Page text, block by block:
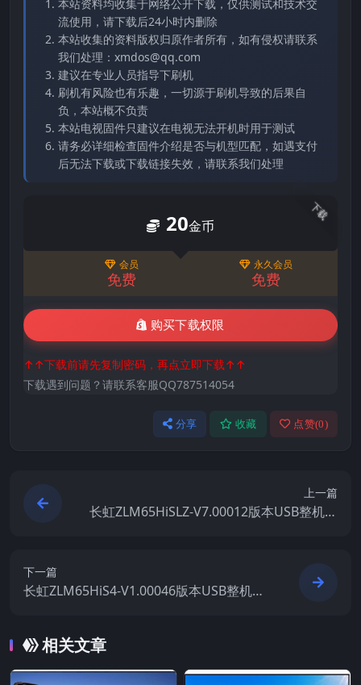
本站资料均收集于网络公开下载，仅供测试和技术交
流使用，请下载后24小时内删除
本站收集的资料版权归原作者所有，如有侵权请联系
我们处理：xmdos@qq.com
建议在专业人员指导下刷机
刷机有风险也有乐趣，一切源于刷机导致的后果自
负，本站概不负责
本站电视固件只建议在电视无法开机时用于测试
请务必详细检查固件介绍是否与机型匹配，如遇支付
后无法下载或下载链接失效，请联系我们处理
下载
20金币
会员
免费
永久会员
免费
购买下载权限
↑↑下载前请先复制密码，再点立即下载↑↑
下载遇到问题？请联系客服QQ787514054
分享 收藏 点赞(0)
上一篇
长虹ZLM65HiSLZ-V7.00012版本USB整机软
下一篇
长虹ZLM65HiS4-V1.00046版本USB整机软
相关文章